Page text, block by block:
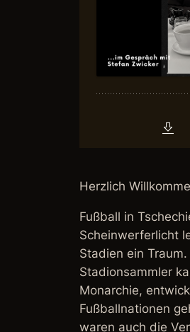
Herzlich
Fußball in
Scheinwerferlicht
Stadien ein
Stadionsammler
Monarchie,
Fußballnationen
waren auch die